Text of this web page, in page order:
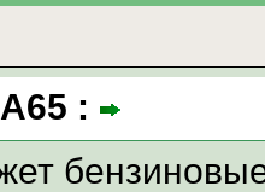
: